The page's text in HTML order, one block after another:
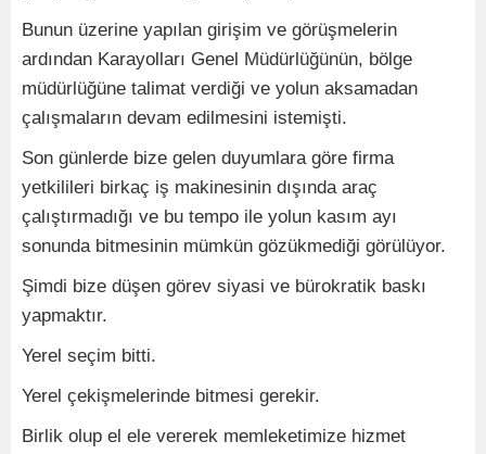
Bunun üzerine yapılan girişim ve görüşmelerin
ardından Karayolları Genel Müdürlüğünün, bölge
müdürlüğüne talimat verdiği ve yolun aksamadan
çalışmaların devam edilmesini istemişti.
Son günlerde bize gelen duyumlara göre firma
yetkilileri birkaç iş makinesinin dışında araç
çalıştırmadığı ve bu tempo ile yolun kasım ayı
sonunda bitmesinin mümkün gözükmediği görülüyor.
Şimdi bize düşen görev siyasi ve bürokratik baskı
yapmaktır.
Yerel seçim bitti.
Yerel çekişmelerinde bitmesi gerekir.
Birlik olup el ele vererek memleketimize hizmet